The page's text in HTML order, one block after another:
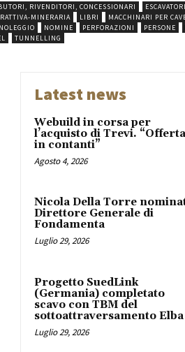
RIVENDITORI, CONCESSIONARI ESCAVATORI
MINERARIA LIBRI
MACCHINARI PER
NOLEGGIO NOMINE PERFORAZIONI PERSONE
TUNNELLING
Latest news
Webuild in corsa per
l’acquisto di Trevi. “Offerta
in contanti”
Agosto 4, 2026
Nicola Della Torre
Direttore Generale di
Fondamenta
Luglio 29, 2026
Progetto SuedLink
(Germania) completato
scavo con TBM del
sottoattraversamento Elba
Luglio 29, 2026